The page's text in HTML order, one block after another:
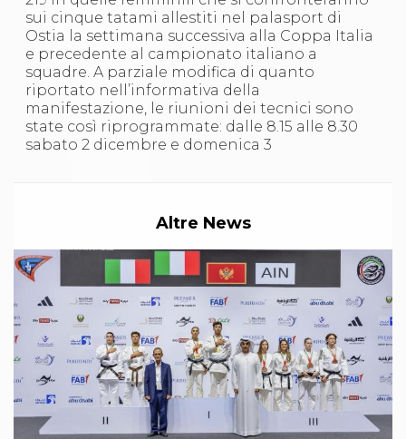
S'istrumpa
News
Calendario Attività
Difesa Personale MGA
La disciplina
News
Merchandising
Mappa del sito
Cookies Accept
Newsletter
Catalogo formativo
Webinar
Corsi Monotematici
Corsi di Specializzazione
Corsi FIJLKAM-FISDIR
Corsi Preparatore Fisico
Edutraining class - Didattica infantile
Corso dirigenti sportivi
Corso Direttore di Gara
Abilitazioni
Sportello Fiscale
sui cinque tatami allestiti nel palasport di
Ostia la settimana successiva alla Coppa Italia
e precedente al campionato italiano a
squadre. A parziale modifica di quanto
riportato nell’informativa della
manifestazione, le riunioni dei tecnici sono
state così riprogrammate: dalle 8.15 alle 8.30
sabato 2 dicembre e domenica 3
Altre News